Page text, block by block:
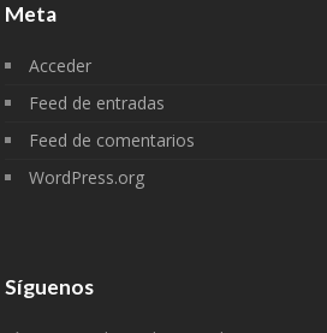
Meta
Acceder
Feed de entradas
Feed de comentarios
WordPress.org
Síguenos